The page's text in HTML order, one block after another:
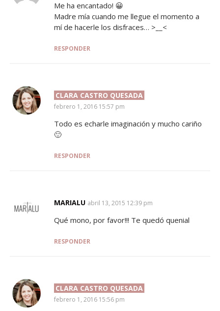
Me ha encantado! 😀
Madre mía cuando me llegue el momento a
mí de hacerle los disfraces… >__<
RESPONDER
CLARA CASTRO QUESADA
febrero 1, 2016 15:57 pm
Todo es echarle imaginación y mucho cariño
🙂
RESPONDER
MARIALU SAYS:
abril 13, 2015 12:39 pm
Qué mono, por favor!!! Te quedó quenial
RESPONDER
CLARA CASTRO QUESADA
febrero 1, 2016 15:56 pm